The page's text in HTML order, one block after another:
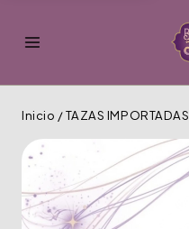
Inicio /TAZAS IMPORTADAS